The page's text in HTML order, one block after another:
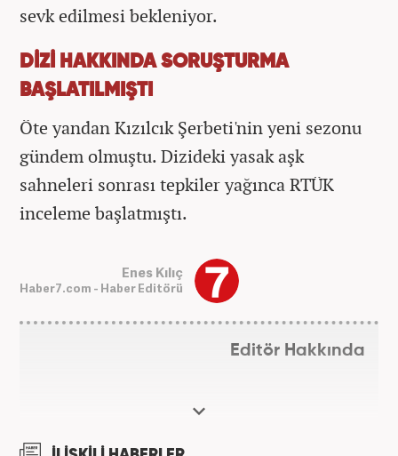
sevk edilmesi bekleniyor.
DİZİ HAKKINDA SORUŞTURMA
BAŞLATILMIŞTI
Öte yandan Kızılcık Şerbeti'nin yeni sezonu
gündem olmuştu. Dizideki yasak aşk
sahneleri sonrası tepkiler yağınca RTÜK
inceleme başlatmıştı.
Enes Kılıç
Haber7.com - Haber Editörü
Editör Hakkında